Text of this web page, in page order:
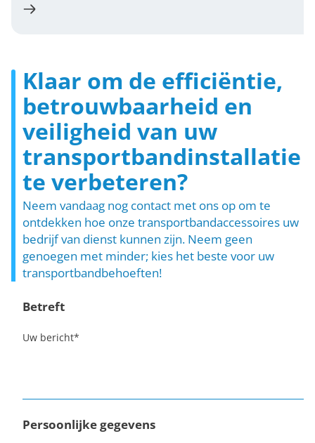
Klaar om de efficiëntie,
betrouwbaarheid en
veiligheid van uw
transportbandinstallatie
te verbeteren?
Neem vandaag nog contact met ons op om te
ontdekken hoe onze transportbandaccessoires uw
bedrijf van dienst kunnen zijn. Neem geen
genoegen met minder; kies het beste voor uw
transportbandbehoeften!
Betreft
Uw bericht*
Persoonlijke gegevens